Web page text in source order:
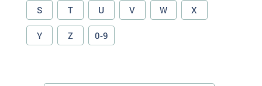
S T U V W X
Y Z 0-9